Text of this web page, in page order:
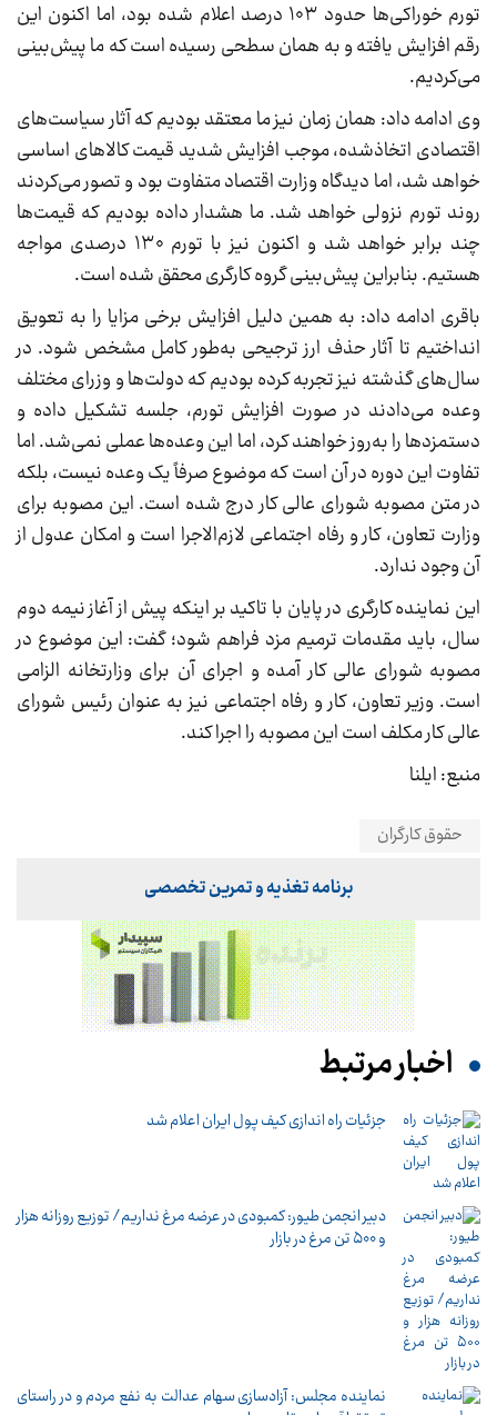
تورم خوراکی‌ها حدود ۱۰۳ درصد اعلام شده بود، اما اکنون این
رقم افزایش یافته و به همان سطحی رسیده است که ما پیش‌بینی
می‌کردیم.
وی ادامه داد: همان زمان نیز ما معتقد بودیم که آثار سیاست‌های
اقتصادی اتخاذشده، موجب افزایش شدید قیمت کالاهای اساسی
خواهد شد، اما دیدگاه وزارت اقتصاد متفاوت بود و تصور می‌کردند
روند تورم نزولی خواهد شد. ما هشدار داده بودیم که قیمت‌ها
چند برابر خواهد شد و اکنون نیز با تورم ۱۳۰ درصدی مواجه
هستیم. بنابراین پیش‌بینی گروه کارگری محقق شده است.
باقری ادامه داد: به همین دلیل افزایش برخی مزایا را به تعویق
انداختیم تا آثار حذف ارز ترجیحی به‌طور کامل مشخص شود. در
سال‌های گذشته نیز تجربه کرده بودیم که دولت‌ها و وزرای مختلف
وعده می‌دادند در صورت افزایش تورم، جلسه تشکیل داده و
دستمزدها را به‌روز خواهند کرد، اما این وعده‌ها عملی نمی‌شد. اما
تفاوت این دوره در آن است که موضوع صرفاً یک وعده نیست، بلکه
در متن مصوبه شورای عالی کار درج شده است. این مصوبه برای
وزارت تعاون، کار و رفاه اجتماعی لازم‌الاجرا است و امکان عدول از
آن وجود ندارد.
این نماینده کارگری در پایان با تاکید بر اینکه پیش از آغاز نیمه دوم
سال، باید مقدمات ترمیم مزد فراهم شود؛ گفت: این موضوع در
مصوبه شورای عالی کار آمده و اجرای آن برای وزارتخانه الزامی
است. وزیر تعاون، کار و رفاه اجتماعی نیز به عنوان رئیس شورای
عالی کار مکلف است این مصوبه را اجرا کند.
منبع: ایلنا
حقوق کارگران
برنامه تغذیه و تمرین تخصصی
اخبار مرتبط
جزئیات راه اندازی کیف پول ایران اعلام شد
دبیر انجمن طیور: کمبودی در عرضه مرغ نداریم/ توزیع روزانه هزار
و ۵۰۰ تن مرغ در بازار
نماینده مجلس: آزادسازی سهام عدالت به نفع مردم و در راستای